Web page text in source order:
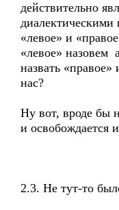
действительно
«левое» и
«левое» назовем
назвать «правое»
нас?
Ну вот, вроде бы
и освобождается
2.3. Не тут-то